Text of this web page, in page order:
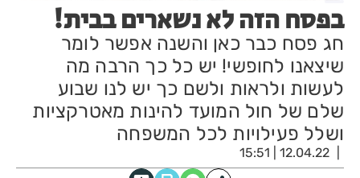
בפסח הזה לא נשארים בבית!
חג פסח כבר כאן והשנה אפשר לומר
שיצאנו לחופשי! יש כל כך הרבה מה
לעשות ולראות ולשם כך יש לנו שבוע
שלם של חול המועד להינות מאטרקציות
ושלל פעילויות לכל המשפחה
12.04.22 | 15:51